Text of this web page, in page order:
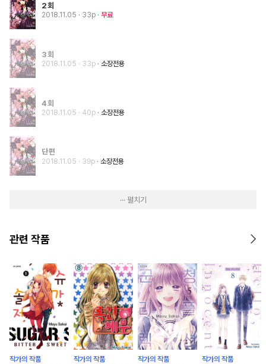
2회
2018.11.05 · 33p 무료
3회
2018.11.05 · 33p 소장전용
4회
2018.11.05 · 40p 소장전용
단편
2018.11.05 · 39p 소장전용
··· 펼치기
관련 작품
작가의 작품 작가의 작품 작가의 작품 작가의 작품